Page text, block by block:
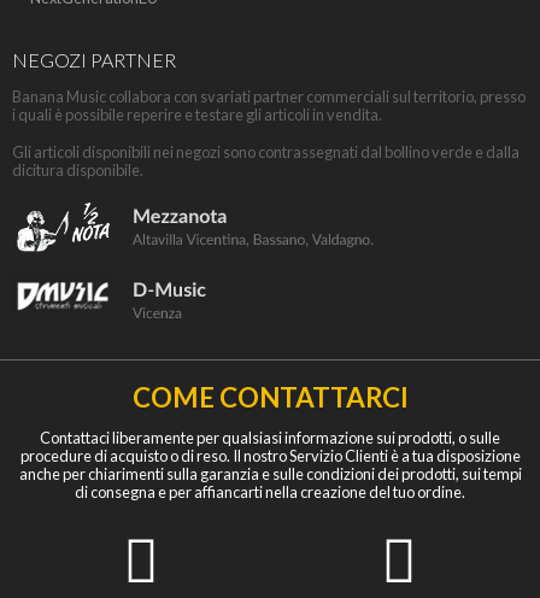
NEGOZI PARTNER
Banana Music collabora con svariati partner commerciali sul territorio, presso
i quali è possibile reperire e testare gli articoli in vendita.
Gli articoli disponibili nei negozi sono contrassegnati dal bollino verde e dalla
dicitura disponibile.
COME CONTATTARCI
Contattaci liberamente per qualsiasi informazione sui prodotti, o sulle
procedure di acquisto o di reso. Il nostro Servizio Clienti è a tua disposizione
anche per chiarimenti sulla garanzia e sulle condizioni dei prodotti, sui tempi
di consegna e per affiancarti nella creazione del tuo ordine.